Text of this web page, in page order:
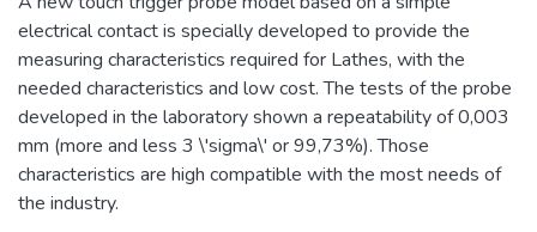
electrical contact is specially developed to provide the
measuring characteristics required for Lathes, with the
needed characteristics and low cost. The tests of the probe
developed in the laboratory shown a repeatability of 0,003
mm (more and less 3 \'sigma\' or 99,73%). Those
characteristics are high compatible with the most needs of
the industry.